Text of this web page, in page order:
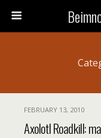
FEBRUARY 13, 2010
Axolotl Roadkill: